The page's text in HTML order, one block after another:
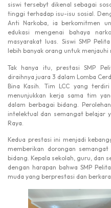
siswi tersebyt dikenal sebagai
tinggi terhadap isu-isu sosial.
Anti Narkoba, ia berkomitmen
edukasi mengenai bahaya
masyarakat luas. Siswi SMP
lebih banyak orang untuk
Tak hanya itu, prestasi SMP
diraihnya juara 3 dalam Lomba
Bina Kasih. Tim LCC yang
menunjukkan kerja sama tim
dalam berbagai bidang.
intelektual dan semangat belajar
Raya.
Kedua prestasi ini menjadi
memberikan dorongan
bidang. Kepala sekolah, guru, dan
dengan harapan bahwa SMP
muda yang berprestasi dan